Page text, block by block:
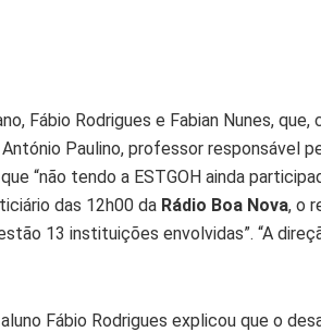
Fábio Rodrigues e Fabian Nunes,
Paulino, professor responsável
que “não tendo a ESTGOH ainda
das 12h00 da Rádio Boa Nova, o
13 instituições envolvidas”. “A
Fábio Rodrigues explicou que o